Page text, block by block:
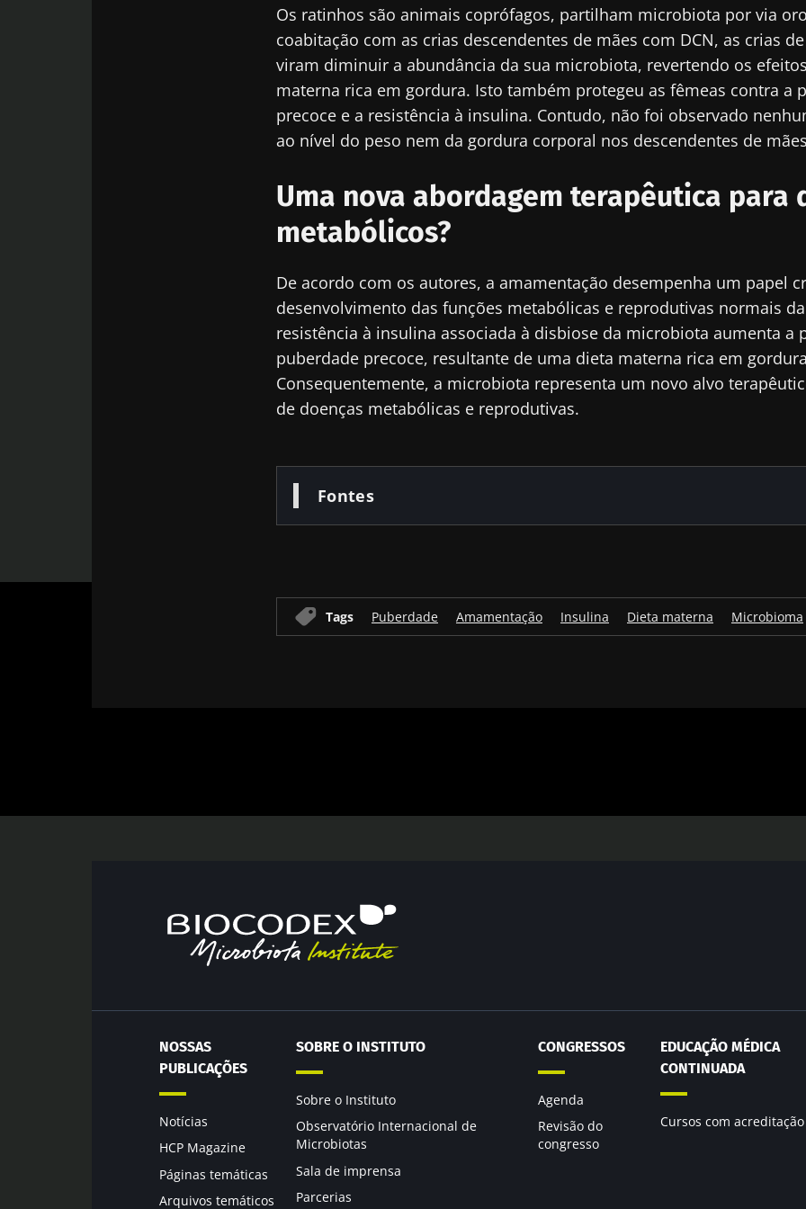
Os ratinhos são animais coprófagos, partilham microbiota por via
coabitação com as crias descendentes de mães com DCN, as crias
viram diminuir a abundância da sua microbiota, revertendo os
materna rica em gordura. Isto também protegeu as fêmeas contra a
precoce e a resistência à insulina. Contudo, não foi observado
ao nível do peso nem da gordura corporal nos descendentes de
Uma nova abordagem terapêutica para
metabólicos?
De acordo com os autores, a amamentação desempenha um papel
desenvolvimento das funções metabólicas e reprodutivas normais
resistência à insulina associada à disbiose da microbiota aumenta a
puberdade precoce, resultante de uma dieta materna rica em
Consequentemente, a microbiota representa um novo alvo
de doenças metabólicas e reprodutivas.
Fontes
Tags Puberdade Amamentação Insulina Dieta materna Microbioma
BMI 20-35
O impacto das
microbiotas na saúde
reprodutiva
Ler o artigo
Microbiota
intratumoral do
cancro colorretal: um
independente?
Uma
intestinal
aumenta
NOSSAS
PUBLICAÇÕES
Notícias
HCP Magazine
Páginas temáticas
Arquivos temáticos
SOBRE O INSTITUTO
Sobre o Instituto
Observatório Internacional de
Microbiotas
Sala de imprensa
Parcerias
CONGRESSOS
Agenda
Revisão do
congresso
EDUCAÇÃO MÉDICA
CONTINUADA
Cursos com acreditação